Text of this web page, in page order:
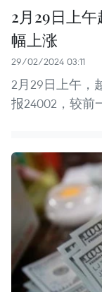
2月29日上
幅上涨
29/02/2024 03:11
2月29日上午，
报24002，较前